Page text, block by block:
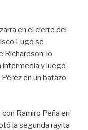
en el cierre del
Lugo se
Richardson; lo
intermedia y luego
en un batazo
Ramiro Peña en
la segunda rayita